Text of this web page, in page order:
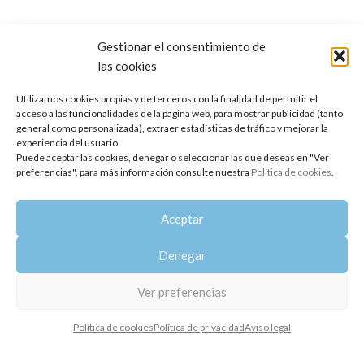
Gestionar el consentimiento de
las cookies
Utilizamos cookies propias y de terceros con la finalidad de permitir el
acceso a las funcionalidades de la página web, para mostrar publicidad (tanto
general como personalizada), extraer estadísticas de tráfico y mejorar la
experiencia del usuario.
Puede aceptar las cookies, denegar o seleccionar las que deseas en "Ver
preferencias", para más información consulte nuestra Política de cookies.
Aceptar
Denegar
Ver preferencias
Política de cookiesPolítica de privacidadAviso legal
Copyright 2014-2025
Política de privacidad Aviso legal | Política de cookies